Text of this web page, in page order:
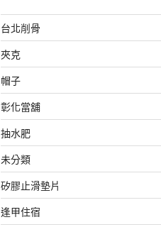
台北削骨
夾克
帽子
彰化當舖
抽水肥
未分類
矽膠止滑墊片
逢甲住宿